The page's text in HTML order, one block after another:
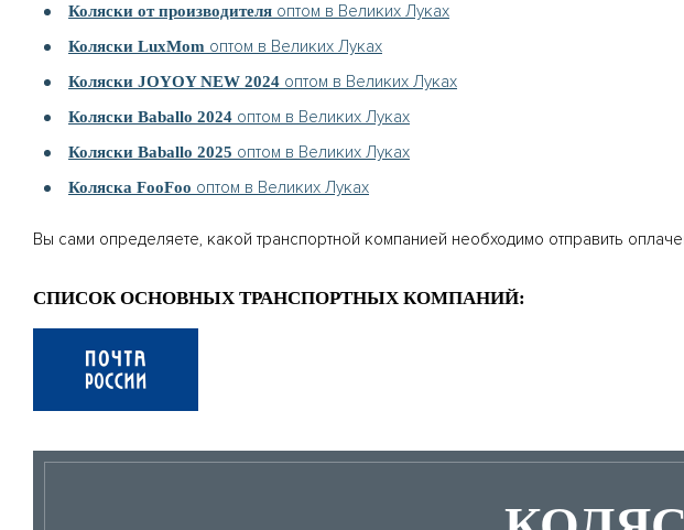
Коляски от производителя оптом в Великих Луках
Коляски LuxMom оптом в Великих Луках
Коляски JOYOY NEW 2024 оптом в Великих Луках
Коляски Baballo 2024 оптом в Великих Луках
Коляски Baballo 2025 оптом в Великих Луках
Коляска FooFoo оптом в Великих Луках
Вы сами определяете, какой транспортной компанией необходимо отправить
СПИСОК ОСНОВНЫХ ТРАНСПОРТНЫХ КОМПАНИЙ: